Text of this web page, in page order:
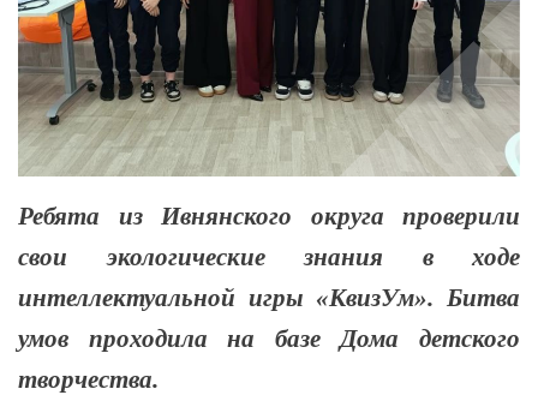
Ребята из Ивнянского округа проверили
свои экологические знания в ходе
интеллектуальной игры «КвизУм». Битва
умов проходила на базе Дома детского
творчества.